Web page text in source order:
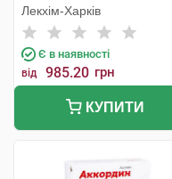
Лекхім-Харків
Є в наявності
від 985.20 грн
КУПИТИ